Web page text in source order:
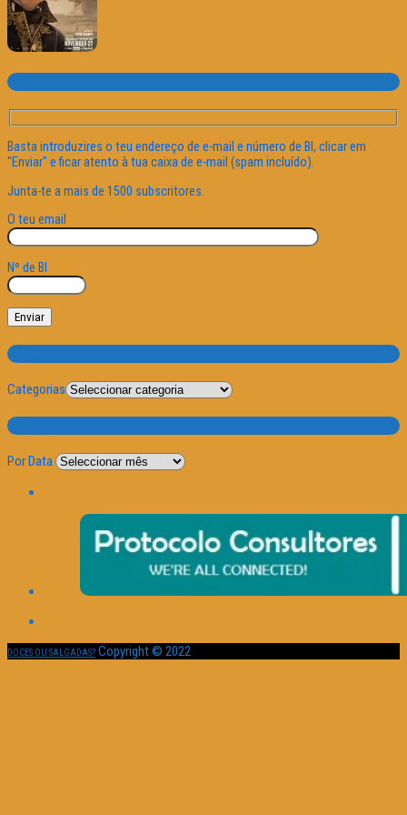
Subscrever o site
Basta introduzires o teu endereço de e-mail e número de BI, clicar em
"Enviar" e ficar atento à tua caixa de e-mail (spam incluído).
Junta-te a mais de 1500 subscritores.
O teu email
Nº de BI
Categorias
Categorias
Por Data
Por Data
DOCES OU SALGADAS? Copyright © 2022